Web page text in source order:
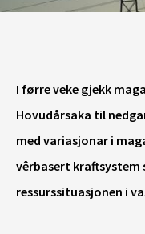
I førre veke gjekk
Hovudårsaka til
med variasjonar i
vêrbasert
ressurssituasjonen i